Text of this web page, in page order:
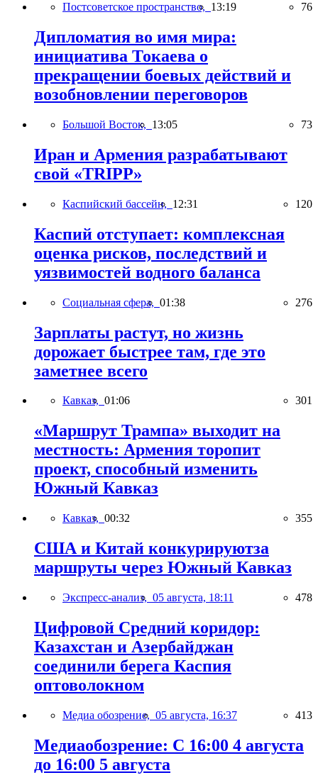
Постсоветское пространство, 13:19 76
Дипломатия во имя мира:
инициатива Токаева о
прекращении боевых действий и
возобновлении переговоров
Большой Восток, 13:05 73
Иран и Армения разрабатывают
свой «TRIPP»
Каспийский бассейн, 12:31 120
Каспий отступает: комплексная
оценка рисков, последствий и
уязвимостей водного баланса
Социальная сфера, 01:38 276
Зарплаты растут, но жизнь
дорожает быстрее там, где это
заметнее всего
Кавказ, 01:06 301
«Маршрут Трампа» выходит на
местность: Армения торопит
проект, способный изменить
Южный Кавказ
Кавказ, 00:32 355
США и Китай конкурируютза
маршруты через Южный Кавказ
Экспресс-анализ, 05 августа, 18:11 478
Цифровой Средний коридор:
Казахстан и Азербайджан
соединили берега Каспия
оптоволокном
Медиа обозрение, 05 августа, 16:37 413
Медиаобозрение: С 16:00 4 августа
до 16:00 5 августа